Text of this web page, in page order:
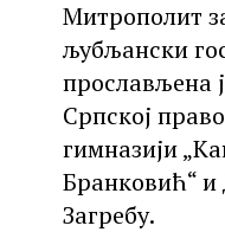
Митрополит
љубљански
прослављена
Српској
гимназији
Бранковић“ и
Загребу.